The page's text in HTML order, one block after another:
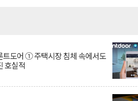
트도어 ① 주택시장 침체 속에서도
호실적